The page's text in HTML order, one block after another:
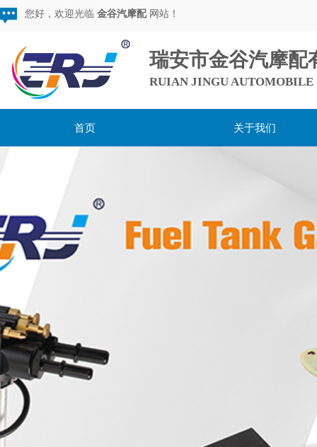
您好，欢迎光临 金谷汽摩配网站！
瑞安市金谷汽摩配
RUIAN JINGU AUTOMOBILE
首页 关于我们
用心服务，超越期待，
Whole-hearted service, beyond expectation, do the best
hardware products
全国咨询服务热线
400-0X0-0000